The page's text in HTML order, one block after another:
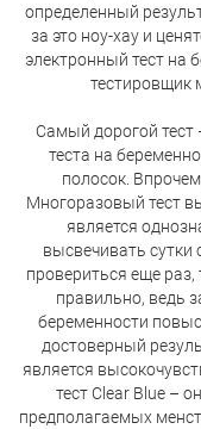
определенный
за это ноу-хау и
электронный тест на
тестировщик
Самый дорогой
теста на
полосок.
Многоразовый тест
является
высвечивать
провериться еще раз,
правильно, ведь
беременности
достоверный
является
тест Clear Blue –
предполагаемых